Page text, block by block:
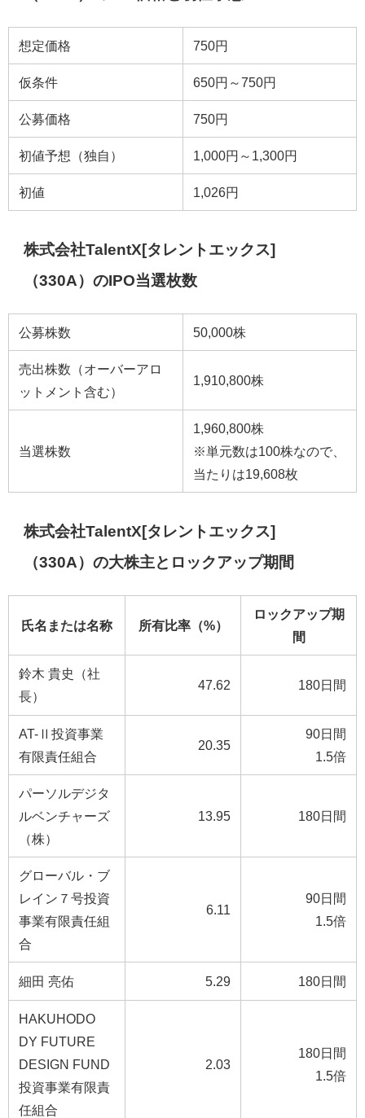
想定価格 750円
仮条件 650円～750円
公募価格 750円
初値予想（独自） 1,000円～1,300円
初値 1,026円
株式会社TalentX[タレントエックス]
（330A）のIPO当選枚数
公募株数 50,000株
売出株数（オーバーアロ
ットメント含む）
1,910,800株
当選株数
1,960,800株
※単元数は100株なので、
当たりは19,608枚
株式会社TalentX[タレントエックス]
（330A）の大株主とロックアップ期間
氏名または名称 所有比率（%）
ロックアップ期
間
鈴木 貴史（社
長）
47.62 180日間
AT-Ⅱ投資事業
有限責任組合
20.35
90日間
1.5倍
パーソルデジタ
ルベンチャーズ
（株）
13.95 180日間
グローバル・ブ
レイン７号投資
事業有限責任組
合
6.11
90日間
1.5倍
細田 亮佑 5.29 180日間
HAKUHODO
DY FUTURE
DESIGN FUND
投資事業有限責
任組合
2.03
180日間
1.5倍